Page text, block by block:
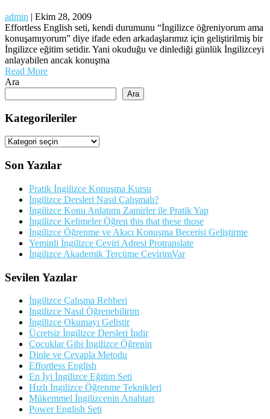
admin | Ekim 28, 2009
Effortless English seti, kendi durumunu “İngilizce öğreniyorum ama
konuşamıyorum” diye ifade eden arkadaşlarımız için geliştirilmiş bir
İngilizce eğitim setidir. Yani okuduğu ve dinlediği günlük İngilizceyi
anlayabilen ancak konuşma
Read More
Ara
Ara
Kategorileriler
Kategorileriler
Son Yazılar
Pratik İngilizce Konuşma Kursu
İngilizce Dersleri Nasıl Çalışmalı?
İngilizce Konu Anlatımı Zamirler ile Pratik Yap
İngilizce Kelimeler Öğren this that these those
İngilizce Öğrenme ve Akıcı Konuşma Becerisi Geliştirme
Yeminli İngilizce Çeviri Adresi Protranslate
İngilizce Akademik Tercüme ÇevirimVar
Sevilen Yazılar
İngilizce Çalışma Rehberi
İngilizce Nasıl Öğrenebilirim
İngilizce Okumayı Geliştir
Ücretsiz İngilizce Dersleri İndir
Çocuklar Gibi İngilizce Öğrenin
Dinle ve Cevapla Metodu
Effortless English
En İyi İngilizce Eğitim Seti
Hızlı İngilizce Öğrenme Teknikleri
Mükemmel İngilizcenin Anahtarı
Power English Seti